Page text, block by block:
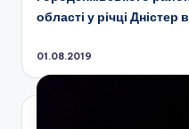
області у річці
01.08.2019